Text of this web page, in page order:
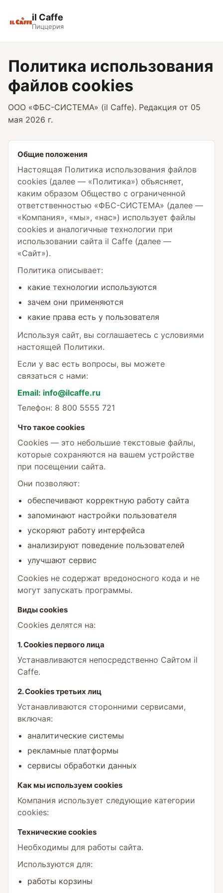
il Caffe
Пиццерия
Политика использования
файлов cookies
ООО «ФБС-СИСТЕМА» (il Caffe). Редакция от 05
мая 2026 г.
Общие положения
Настоящая Политика использования файлов
cookies (далее — «Политика») объясняет,
каким образом Общество с ограниченной
ответственностью «ФБС-СИСТЕМА» (далее —
«Компания», «мы», «нас») использует файлы
cookies и аналогичные технологии при
использовании сайта il Caffe (далее —
«Сайт»).
Политика описывает:
какие технологии используются
зачем они применяются
какие права есть у пользователя
Используя сайт, вы соглашаетесь с условиями
настоящей Политики.
Если у вас есть вопросы, вы можете
связаться с нами:
Email: info@ilcaffe.ru
Телефон: 8 800 5555 721
Что такое cookies
Cookies — это небольшие текстовые файлы,
которые сохраняются на вашем устройстве
при посещении сайта.
Они позволяют:
обеспечивают корректную работу сайта
запоминают настройки пользователя
ускоряют работу интерфейса
анализируют поведение пользователей
улучшают сервис
Cookies не содержат вредоносного кода и не
могут запускать программы.
Виды cookies
Cookies делятся на:
1. Cookies первого лица
Устанавливаются непосредственно Сайтом il
Caffe.
2. Cookies третьих лиц
Устанавливаются сторонними сервисами,
включая:
аналитические системы
рекламные платформы
сервисы обработки данных
Как мы используем cookies
Компания использует следующие категории
cookies:
Технические cookies
Необходимы для работы сайта.
Используются для:
работы корзины